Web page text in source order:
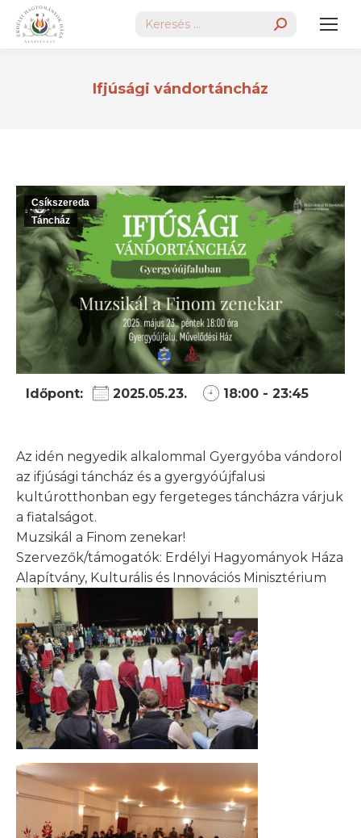
Search:
Ifjúsági vándortáncház
Csíkszereda
Táncház
Időpont: 2025.05.23. 18:00 - 23:45
Az idén negyedik alkalommal Gyergyóba vándorol
az ifjúsági táncház és a gyergyóújfalusi
kultúrotthonban egy fergeteges táncházra várjuk
a fiatalságot.
Muzsikál a Finom zenekar!
Szervezők/támogatók: Erdélyi Hagyományok Háza
Alapítvány, Kulturális és Innovációs Minisztérium